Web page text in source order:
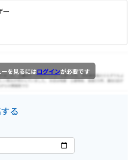
ー
を見るにはログインが必要です
る